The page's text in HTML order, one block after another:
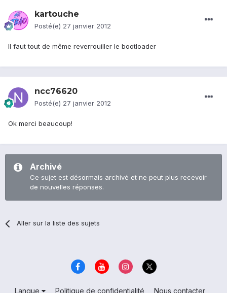
kartouche
Posté(e) 27 janvier 2012
Il faut tout de même reverrouiller le bootloader
ncc76620
Posté(e) 27 janvier 2012
Ok merci beaucoup!
Archivé
Ce sujet est désormais archivé et ne peut plus recevoir
de nouvelles réponses.
Aller sur la liste des sujets
Langue Politique de confidentialité Nous contacter